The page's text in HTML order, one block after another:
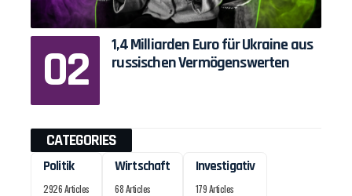
1,4 Milliarden Euro für Ukraine aus
russischen Vermögenswerten
CATEGORIES
Politik
2926 Articles
Wirtschaft
68 Articles
Investigativ
179 Articles